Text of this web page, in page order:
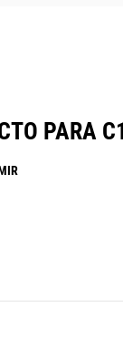
PARA